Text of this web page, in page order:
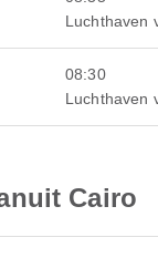
Luchthaven
08:30
Luchthaven
Cairo